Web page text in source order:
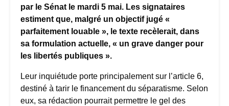
par le Sénat le mardi 5 mai. Les signataires
estiment que, malgré un objectif jugé «
parfaitement louable », le texte recèlerait, dans
sa formulation actuelle, « un grave danger pour
les libertés publiques ».
Leur inquiétude porte principalement sur l’article 6,
destiné à tarir le financement du séparatisme. Selon
eux, sa rédaction pourrait permettre le gel des